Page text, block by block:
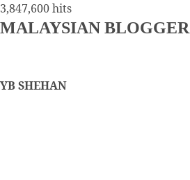
3,847,600 hits
MALAYSIAN BLOGGER
YB SHEHAN